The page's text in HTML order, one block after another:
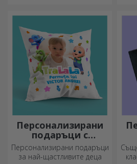
лятото и топла през зимата.
Персонализирани
подаръци с
официална
лицензия - TraLaLa
Персонализирани подаръци
за най-щастливите деца